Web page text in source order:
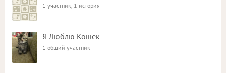
1 участник, 1 история
Я Люблю Кошек
1 общий участник